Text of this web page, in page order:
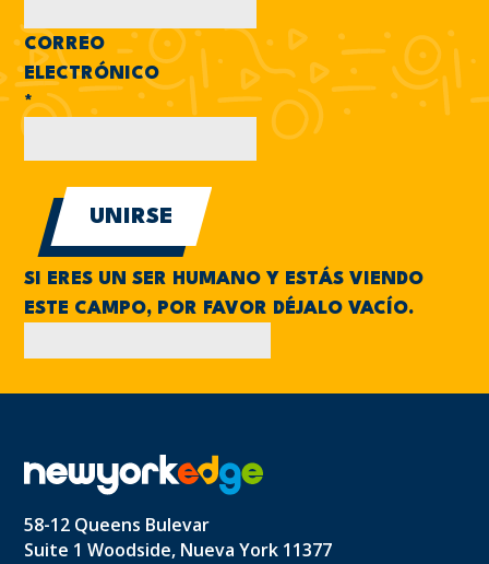
CORREO
ELECTRÓNICO
*
SI ERES UN SER HUMANO Y ESTÁS VIENDO
ESTE CAMPO, POR FAVOR DÉJALO VACÍO.
58-12 Queens Bulevar
Suite 1 Woodside, Nueva York 11377